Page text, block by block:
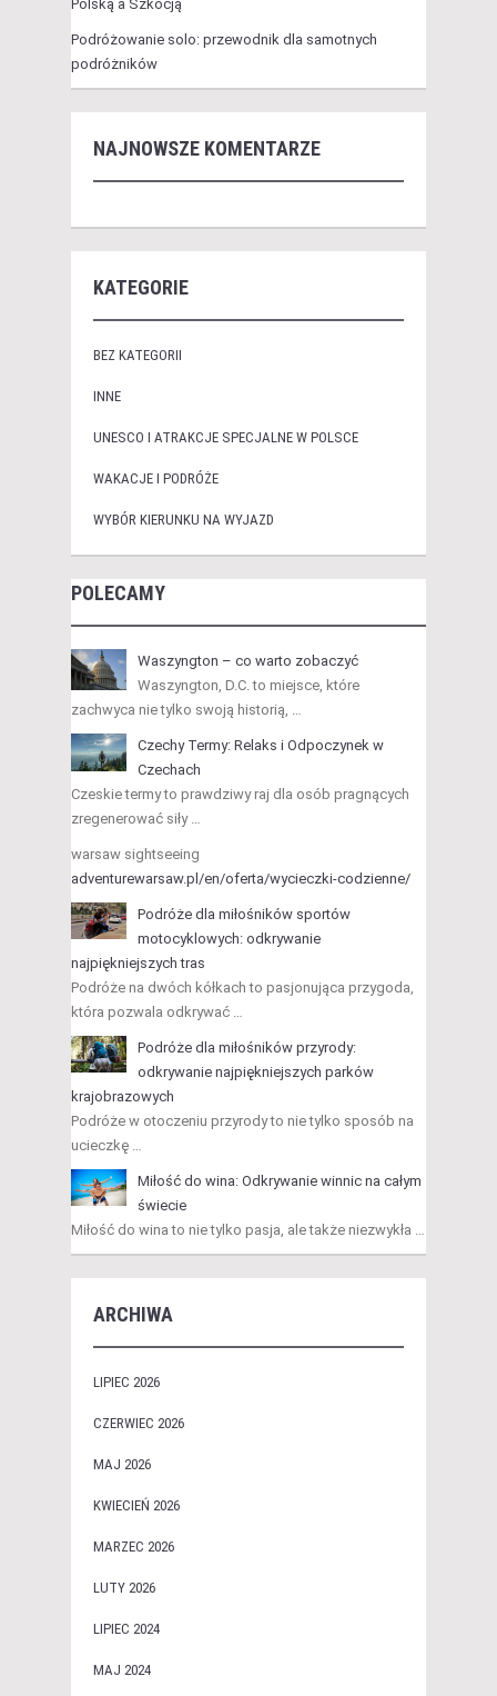
Polską a Szkocją
Podróżowanie solo: przewodnik dla samotnych
podróżników
NAJNOWSZE KOMENTARZE
KATEGORIE
BEZ KATEGORII
INNE
UNESCO I ATRAKCJE SPECJALNE W POLSCE
WAKACJE I PODRÓŻE
WYBÓR KIERUNKU NA WYJAZD
POLECAMY
Waszyngton – co warto zobaczyć
Waszyngton, D.C. to miejsce, które
zachwyca nie tylko swoją historią, …
Czechy Termy: Relaks i Odpoczynek w
Czechach
Czeskie termy to prawdziwy raj dla osób pragnących
zregenerować siły …
warsaw sightseeing
adventurewarsaw.pl/en/oferta/wycieczki-codzienne/
Podróże dla miłośników sportów
motocyklowych: odkrywanie
najpiękniejszych tras
Podróże na dwóch kółkach to pasjonująca przygoda,
która pozwala odkrywać …
Podróże dla miłośników przyrody:
odkrywanie najpiękniejszych parków
krajobrazowych
Podróże w otoczeniu przyrody to nie tylko sposób na
ucieczkę …
Miłość do wina: Odkrywanie winnic na całym
świecie
Miłość do wina to nie tylko pasja, ale także niezwykła …
ARCHIWA
LIPIEC 2026
CZERWIEC 2026
MAJ 2026
KWIECIEŃ 2026
MARZEC 2026
LUTY 2026
LIPIEC 2024
MAJ 2024